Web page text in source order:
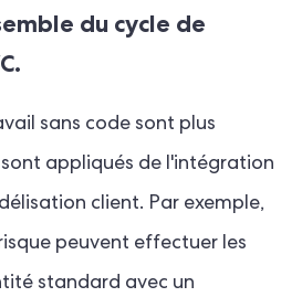
du cycle de
sans code sont plus
appliqués de l'intégration
client. Par exemple,
peuvent effectuer les
standard avec un